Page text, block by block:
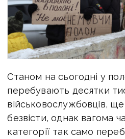
Станом на сьогодні у
перебувають десятки
військовослужбовців, ще
безвісти, однак вагома
категорії так само